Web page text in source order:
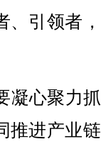
、引领者
心聚力
推进产业